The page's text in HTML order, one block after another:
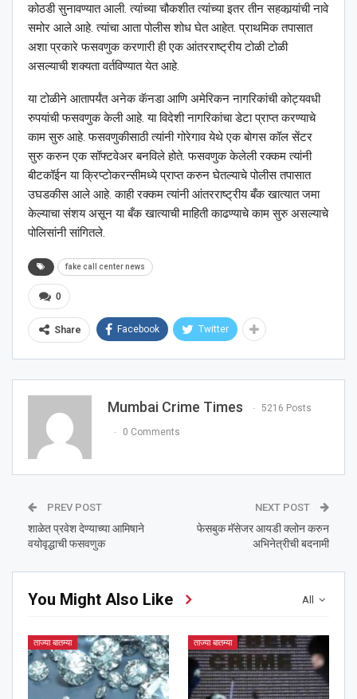
कोठडी सुनावण्यात आली. त्यांच्या चौकशीत त्यांच्या इतर तीन सहकार्‍यांची नावे
समोर आले आहे. त्यांचा आता पोलीस शोध घेत आहेत. प्राथमिक तपासात
अशा प्रकारे फसवणुक करणारी ही एक आंतरराष्ट्रीय टोळी टोळी
असल्याची शक्यता वर्तविण्यात येत आहे.
या टोळीने आतापर्यंत अनेक कॅनडा आणि अमेरिकन नागरिकांची कोट्यवधी
रुपयांची फसवणुक केली आहे. या विदेशी नागरिकांचा डेटा प्राप्त करण्याचे
काम सुरु आहे. फसवणुकीसाठी त्यांनी गोरेगाव येथे एक बोगस कॉल सेंटर
सुरु करुन एक सॉफ्टवेअर बनविले होते. फसवणुक केलेली रक्कम त्यांनी
बीटकॉईन या क्रिप्टोकरन्सीमध्ये प्राप्त करुन घेतल्याचे पोलीस तपासात
उघडकीस आले आहे. काही रक्कम त्यांनी आंतरराष्ट्रीय बँक खात्यात जमा
केल्याचा संशय असून या बँक खात्याची माहिती काढण्याचे काम सुरु असल्याचे
पोलिसांनी सांगितले.
fake call center news
0
Share Facebook Twitter
Mumbai Crime Times 5216 Posts
0 Comments
PREV POST
शाळेत प्रवेश देण्याच्या आमिषाने
वयोवृद्धाची फसवणुक
NEXT POST
फेसबुक मॅसेजर आयडी क्लोन करुन
अभिनेत्रीची बदनामी
All
You Might Also Like
ताज्या बातम्या ताज्या बातम्या